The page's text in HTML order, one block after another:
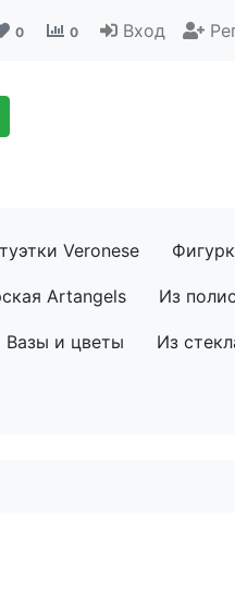
0 0 Вход
Veronese
Artangels Из
Вазы и цветы Из